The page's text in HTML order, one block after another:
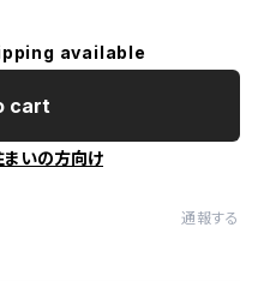
available
cart
いの方向け
通報する